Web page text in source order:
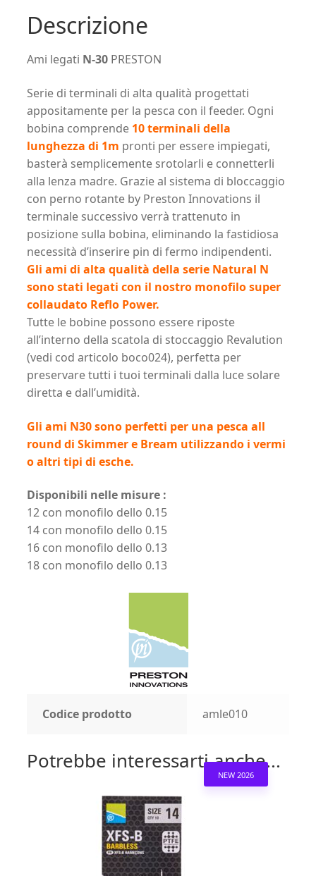
Descrizione
Ami legati N-30PRESTON
Serie di terminali di alta qualità progettati
appositamente per la pesca con il feeder. Ogni
bobina comprende 10 terminali della
lunghezza di 1m pronti per essere impiegati,
basterà semplicemente srotolarli e connetterli
alla lenza madre. Grazie al sistema di bloccaggio
con perno rotante by Preston Innovations il
terminale successivo verrà trattenuto in
posizione sulla bobina, eliminando la fastidiosa
necessità d’inserire pin di fermo indipendenti.
Gli ami di alta qualità della serie Natural N
sono stati legati con il nostro monofilo super
collaudato Reflo Power.
Tutte le bobine possono essere riposte
all’interno della scatola di stoccaggio Revalution
(vedi cod articolo boco024), perfetta per
preservare tutti i tuoi terminali dalla luce solare
diretta e dall’umidità.
Gli ami N30 sono perfetti per una pesca all
round di Skimmer e Bream utilizzando i vermi
o altri tipi di esche.
Disponibili nelle misure :
12 con monofilo dello 0.15
14 con monofilo dello 0.15
16 con monofilo dello 0.13
18 con monofilo dello 0.13
Codice prodotto amle010
Potrebbe interessarti anche...
NEW 2026